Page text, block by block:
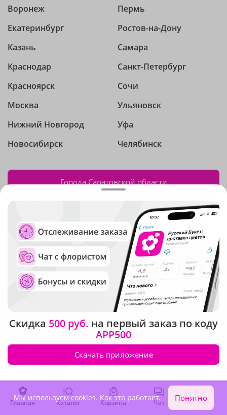
Воронеж
Екатеринбург
Казань
Краснодар
Красноярск
Москва
Нижний Новгород
Новосибирск
Пермь
Ростов-на-Дону
Самара
Санкт-Петербург
Сочи
Ульяновск
Уфа
Челябинск
Города Саратовской области
Не нашли нужный город?
8-800-333-0905
Доставка цветов по России и Миру
8-800-333-0905
info@rus-buket.ru
Главная Каталог Корзина Чат Войти
Скидка 500 руб. на первый заказ по коду
APP500
Скачать приложение
Мы используем cookies. Как это работает. Понятно